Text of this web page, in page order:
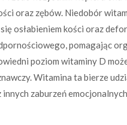
oraz zębów. Niedobór
osłabieniem kości oraz
pomagając
poziom witaminy D
Witamina ta bierze
zaburzeń